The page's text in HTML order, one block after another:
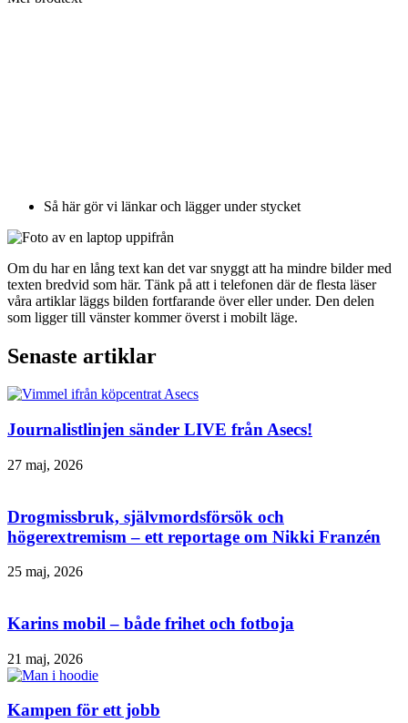
Så här gör vi länkar och lägger under stycket
Om du har en lång text kan det var snyggt att ha mindre bilder med
texten bredvid som här. Tänk på att i telefonen där de flesta läser
våra artiklar läggs bilden fortfarande över eller under. Den delen
som ligger till vänster kommer överst i mobilt läge.
Senaste artiklar
Journalistlinjen sänder LIVE från Asecs!
27 maj, 2026
Drogmissbruk, självmordsförsök och
högerextremism – ett reportage om Nikki Franzén
25 maj, 2026
Karins mobil – både frihet och fotboja
21 maj, 2026
Kampen för ett jobb